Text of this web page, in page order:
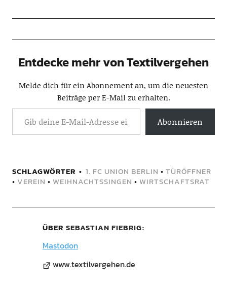
Entdecke mehr von Textilvergehen
Melde dich für ein Abonnement an, um die neuesten
Beiträge per E-Mail zu erhalten.
Abonnieren
SCHLAGWÖRTER 1. FC UNION BERLIN • TÜRÖFFNER
• VEREIN • WEIHNACHTSSINGEN • WIRTSCHAFTSRAT
ÜBER SEBASTIAN FIEBRIG
Mastodon
www.textilvergehen.de